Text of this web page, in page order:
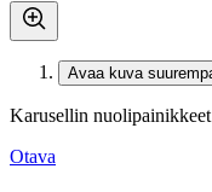
Avaa kuva
Karusellin nuolipainikkeet
Otava